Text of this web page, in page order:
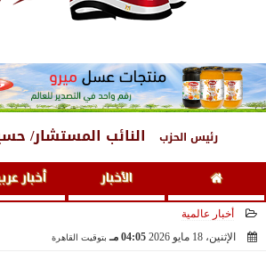
رئيس الحزب النائب المستشار/
الأخبار أخبار
أخبار عالمية
الإثنين، 18 مايو 2026
04:05 مـ بتوقيت القاهرة